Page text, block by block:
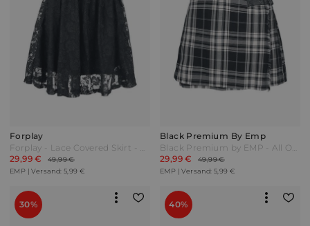
Forplay
29,99 €
49,99 €
EMP | Versand: 5,99 €
Black Premium By Emp
29,99 €
49,99 €
EMP | Versand: 5,99 €
30% 40%